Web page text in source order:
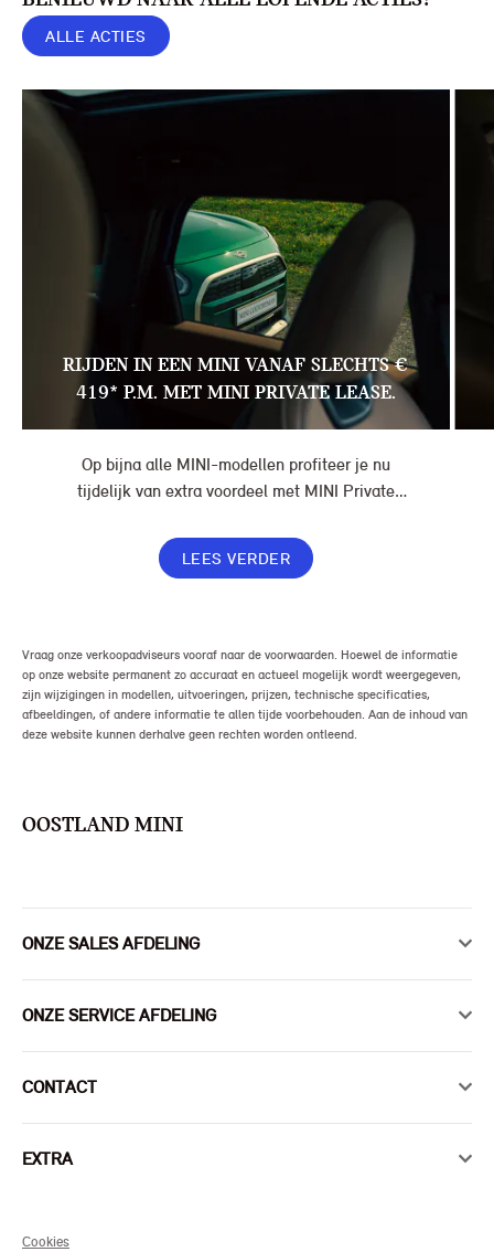
ALLE ACTIES
RIJDEN IN EEN MINI VANAF SLECHTS €
419* P.M. MET MINI PRIVATE LEASE.
Op bijna alle MINI-modellen profiteer je nu
tijdelijk van extra voordeel met MINI Private
maand, in plaats van € 449. Afhankelijk van de
uitvoering kan jouw voordeel nog verder oplopen.
LEES VERDER
Vraag onze verkoopadviseurs vooraf naar de voorwaarden. Hoewel de informatie
op onze website permanent zo accuraat en actueel mogelijk wordt weergegeven,
zijn wijzigingen in modellen, uitvoeringen, prijzen, technische specificaties,
afbeeldingen, of andere informatie te allen tijde voorbehouden. Aan de inhoud van
deze website kunnen derhalve geen rechten worden ontleend.
OOSTLAND MINI
ONZE SALES AFDELING
ONZE SERVICE AFDELING
CONTACT
EXTRA
Cookies